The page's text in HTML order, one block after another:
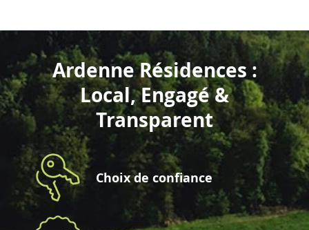
Ardenne Résidences :
Local, Engagé &
Transparent
Choix de confiance